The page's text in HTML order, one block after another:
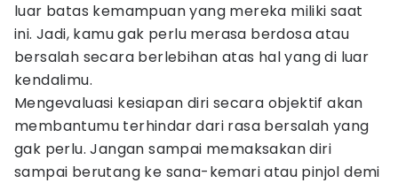
luar batas kemampuan yang mereka miliki saat
ini. Jadi, kamu gak perlu merasa berdosa atau
bersalah secara berlebihan atas hal yang di luar
kendalimu.
Mengevaluasi kesiapan diri secara objektif akan
membantumu terhindar dari rasa bersalah yang
gak perlu. Jangan sampai memaksakan diri
sampai berutang ke sana-kemari atau pinjol demi